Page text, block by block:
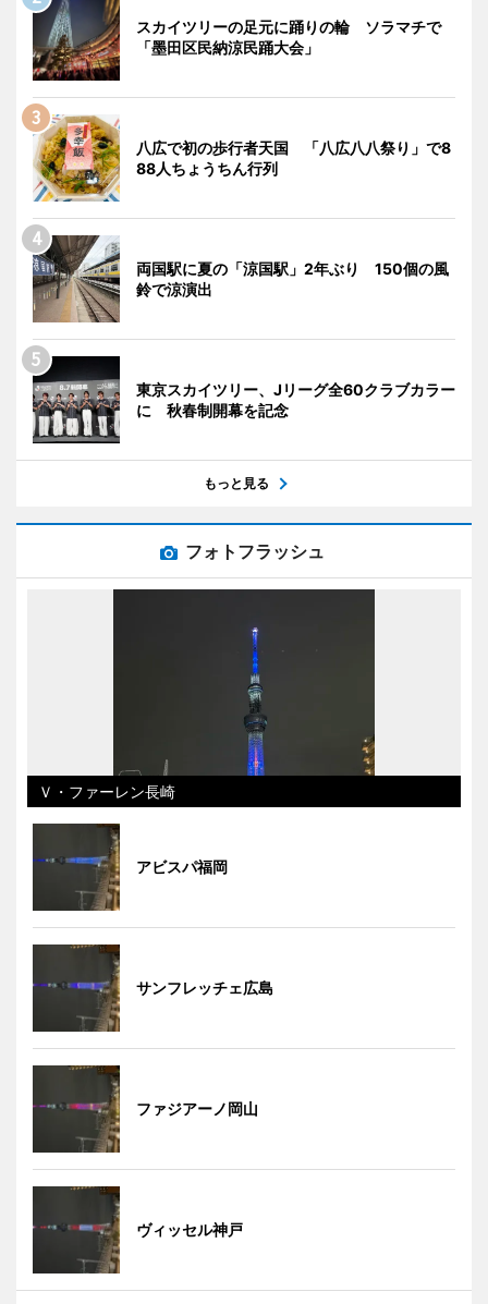
スカイツリーの足元に踊りの輪 ソラマチで
「墨田区民納涼民踊大会」
八広で初の歩行者天国 「八広八八祭り」で8
88人ちょうちん行列
両国駅に夏の「涼国駅」2年ぶり 150個の風
鈴で涼演出
東京スカイツリー、Jリーグ全60クラブカラー
に 秋春制開幕を記念
もっと見る
フォトフラッシュ
Ｖ・ファーレン長崎
アビスパ福岡
サンフレッチェ広島
ファジアーノ岡山
ヴィッセル神戸